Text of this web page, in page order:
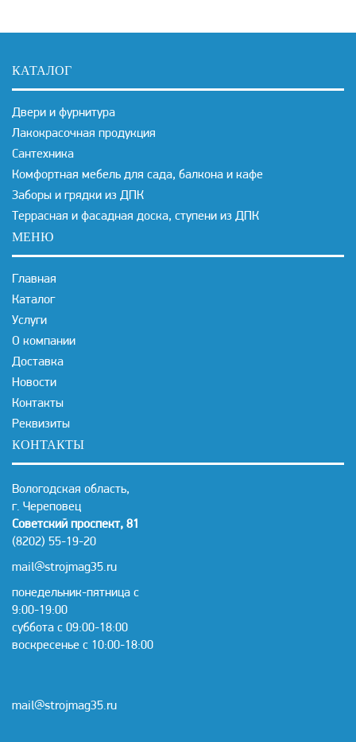
КАТАЛОГ
Двери и фурнитура
Лакокрасочная продукция
Сантехника
Комфортная мебель для сада, балкона и кафе
Заборы и грядки из ДПК
Террасная и фасадная доска, ступени из ДПК
МЕНЮ
Главная
Каталог
Услуги
О компании
Доставка
Новости
Контакты
Реквизиты
КОНТАКТЫ
Вологодская область,
г. Череповец
Советский проспект, 81
(8202) 55-19-20
mail@strojmag35.ru
понедельник-пятница с
9:00-19:00
суббота c 09:00-18:00
воскресенье с 10:00-18:00
mail@strojmag35.ru